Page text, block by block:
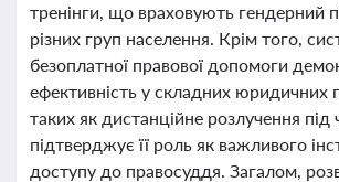
тренінги, що враховують гендерний
різних груп населення. Крім того,
безоплатної правової допомоги
ефективність у складних юридичних
таких як дистанційне розлучення під
підтверджує її роль як важливого
доступу до правосуддя. Загалом,